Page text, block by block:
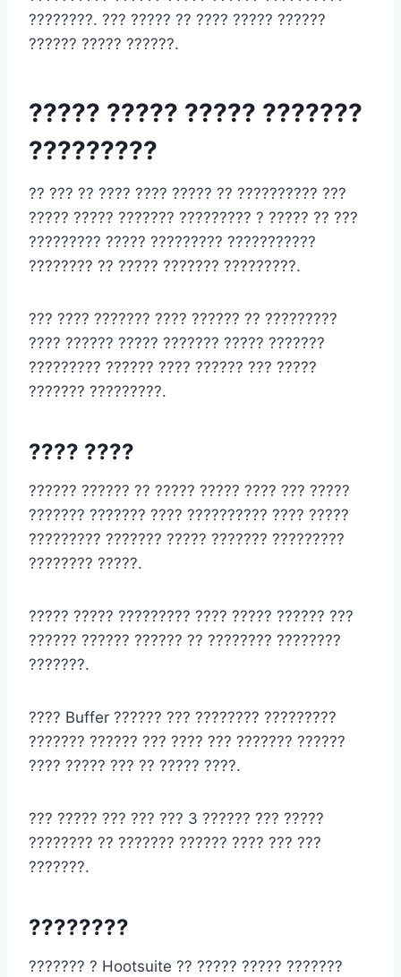
????????. ??? ????? ?? ???? ????? ??????
?????? ????? ??????.
????? ????? ????? ???????
?????????
?? ??? ?? ???? ???? ????? ?? ?????????? ???
????? ????? ??????? ????????? ? ????? ?? ???
????????? ????? ????????? ???????????
???????? ?? ????? ??????? ?????????.
??? ???? ??????? ???? ?????? ?? ?????????
???? ?????? ????? ??????? ????? ???????
????????? ?????? ???? ?????? ??? ?????
??????? ?????????.
???? ????
?????? ?????? ?? ????? ????? ???? ??? ?????
??????? ??????? ???? ?????????? ???? ?????
????????? ??????? ????? ??????? ?????????
???????? ?????.
????? ????? ????????? ???? ????? ?????? ???
?????? ?????? ?????? ?? ???????? ????????
???????.
???? Buffer ?????? ??? ???????? ?????????
??????? ?????? ??? ???? ??? ??????? ??????
???? ????? ??? ?? ????? ????.
??? ????? ??? ??? ??? 3 ?????? ??? ?????
???????? ?? ??????? ?????? ???? ??? ???
???????.
????????
??????? ? Hootsuite ?? ????? ????? ???????